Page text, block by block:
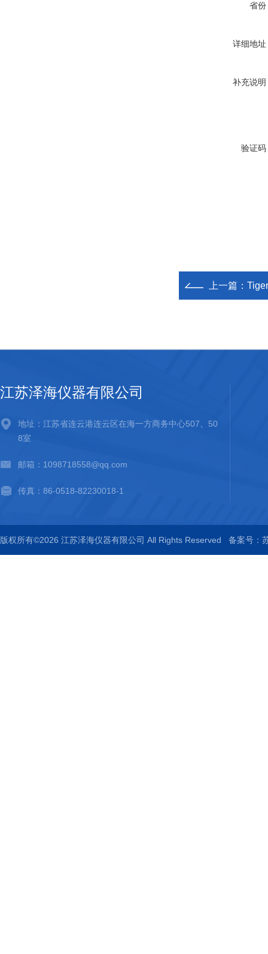
省份
详细地址
补充说明
验证码
上一篇：
江苏泽海仪器有限公司
地址：江苏省连云港连云区在海一方商务中心507、50
8室
邮箱：1098718558@qq.com
传真：86-0518-82230018-1
版权所有©2026 江苏泽海仪器有限公司 All Rights Reserved 备案号：